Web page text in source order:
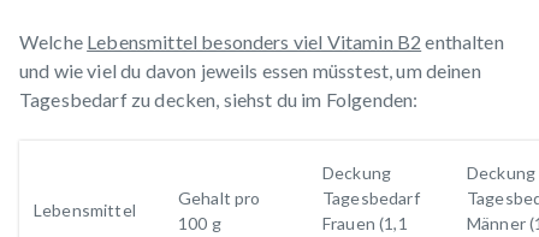
Welche Lebensmittel besonders viel Vitamin B2 enthalten
und wie viel du davon jeweils essen müsstest, um deinen
Tagesbedarf zu decken, siehst du im Folgenden:
Lebensmittel
Gehalt pro
100 g
Deckung
Tagesbedarf
Frauen (1,1
Deckung
Männer